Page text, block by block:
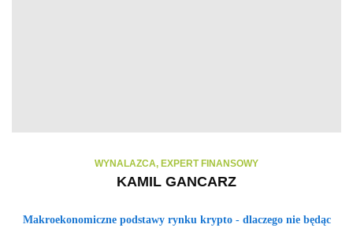
WYNALAZCA, EXPERT FINANSOWY
KAMIL GANCARZ
Makroekonomiczne podstawy rynku krypto - dlaczego nie będąc